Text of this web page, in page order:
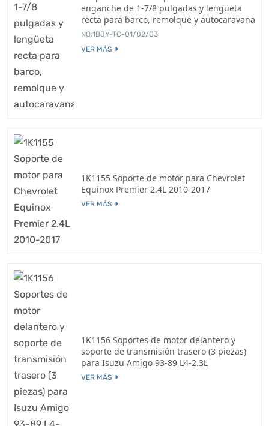
enganche de 1-7/8 pulgadas y lengüeta
recta para barco, remolque y autocaravana
NO:1BJY-TC-01/02/03
VER MÁS
1K1155 Soporte de motor para Chevrolet
Equinox Premier 2.4L 2010-2017
VER MÁS
1K1156 Soportes de motor delantero y
soporte de transmisión trasero (3 piezas)
para Isuzu Amigo 93-89 L4-2.3L
VER MÁS